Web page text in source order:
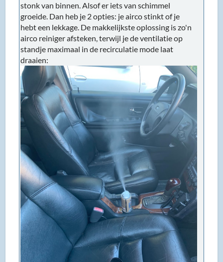
stonk van binnen. Alsof er iets van schimmel
groeide. Dan heb je 2 opties: je airco stinkt of je
hebt een lekkage. De makkelijkste oplossing is zo'n
airco reiniger afsteken, terwijl je de ventilatie op
standje maximaal in de recirculatie mode laat
draaien: